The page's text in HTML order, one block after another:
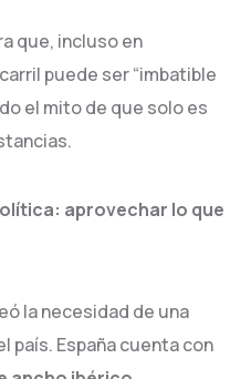
que, incluso en
puede ser “imbatible
el mito de que solo es
aprovechar lo que
la necesidad de una
país. España cuenta con